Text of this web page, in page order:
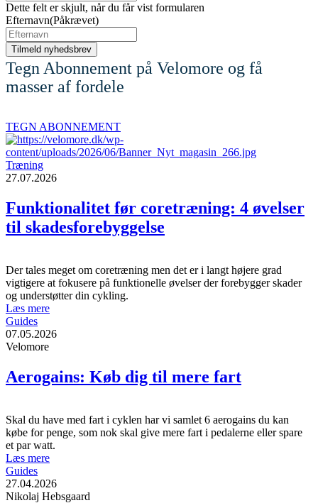
Dette felt er skjult, når du får vist formularen
Efternavn(Påkrævet)
Tegn Abonnement på Velomore og få
masser af fordele
TEGN ABONNEMENT
Træning
27.07.2026
Funktionalitet før coretræning: 4 øvelser
til skadesforebyggelse
Der tales meget om coretræning men det er i langt højere grad
vigtigere at fokusere på funktionelle øvelser der forebygger skader
og understøtter din cykling.
Læs mere
Guides
07.05.2026
Velomore
Aerogains: Køb dig til mere fart
Skal du have med fart i cyklen har vi samlet 6 aerogains du kan
købe for penge, som nok skal give mere fart i pedalerne eller spare
et par watt.
Læs mere
Guides
27.04.2026
Nikolaj Hebsgaard